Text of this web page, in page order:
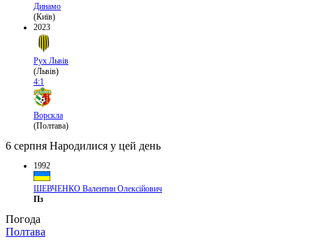
Динамо
(Київ)
2023
Рух Львів
(Львів)
4:1
Ворскла
(Полтава)
6 серпня Народилися у цей день
1992
ШЕВЧЕНКО Валентин Олексійович
Пз
Погода
Полтава